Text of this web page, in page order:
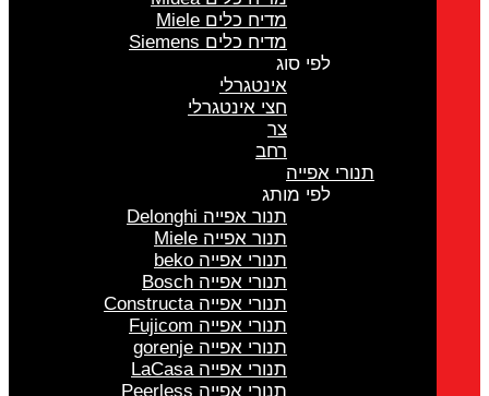
מדיח כלים Miele
מדיח כלים Siemens
לפי סוג
אינטגרלי
חצי אינטגרלי
צר
רחב
תנורי אפייה
לפי מותג
תנור אפייה Delonghi
תנור אפייה Miele
תנורי אפייה beko
תנורי אפייה Bosch
תנורי אפייה Constructa
תנורי אפייה Fujicom
תנורי אפייה gorenje
תנורי אפייה LaCasa
תנורי אפייה Peerless